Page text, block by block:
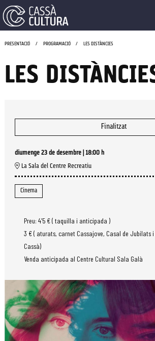
PRESENTACIÓ PROGRAMACIÓ LES DISTÀNCIES
LES
Finalitzat
diumenge 23 de desembre
18:00 h
La Sala del Centre Recreatiu
Cinema
Preu: 4’5 € ( taquilla i anticipada )
3 € ( aturats, carnet Cassajove, Casal de Jubilats i
Cassà)
Venda anticipada al Centre Cultural Sala Galà